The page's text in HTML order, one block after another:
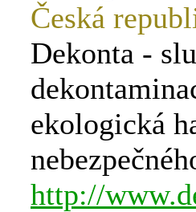
Česká
Dekonta -
ekologická
http://